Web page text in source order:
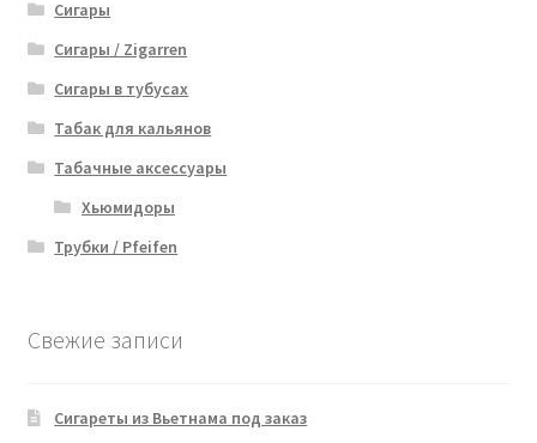
Сигары
Сигары / Zigarren
Сигары в тубусах
Табак для кальянов
Табачные аксессуары
Хьюмидоры
Трубки / Pfeifen
Свежие записи
Сигареты из Вьетнама под заказ